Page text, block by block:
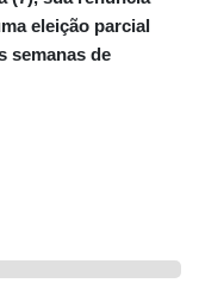
eleição parcial
semanas de